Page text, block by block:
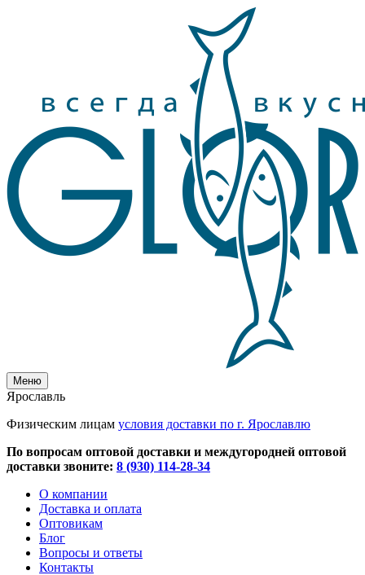
Меню
Ярославль
Физическим лицам условия доставки по г. Ярославлю
По вопросам оптовой доставки и междугородней оптовой
доставки звоните: 8 (930) 114-28-34
О компании
Доставка и оплата
Оптовикам
Блог
Вопросы и ответы
Контакты